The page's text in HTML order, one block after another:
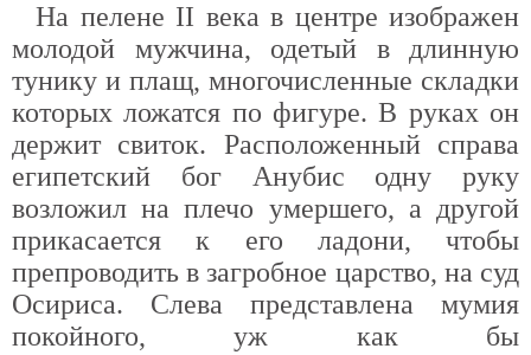
На пелене II века в центре изображен
молодой мужчина, одетый в длинную
тунику и плащ, многочисленные складки
которых ложатся по фигуре. В руках он
держит свиток. Расположенный справа
египетский бог Анубис одну руку
возложил на плечо умершего, а другой
прикасается к его ладони, чтобы
препроводить в загробное царство, на суд
Осириса. Слева представлена мумия
покойного, уж как бы